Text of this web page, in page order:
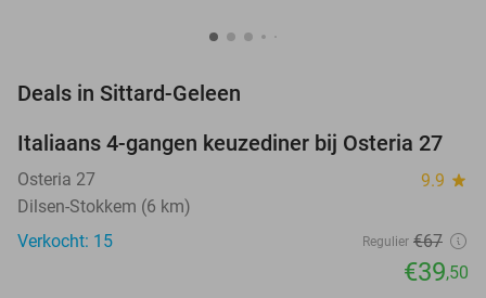
Deals in Sittard-Geleen
41%
TODAY
Italiaans 4-gangen keuzediner bij Osteria 27
Osteria 27 9.9 star
Dilsen-Stokkem (6 km)
Verkocht: 15
Regulier €67
€39,50